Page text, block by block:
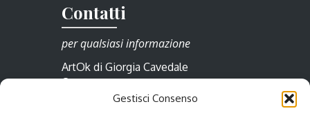
Gestisci Consenso
Contatti
per qualsiasi informazione
ArtOk di Giorgia Cavedale
Borgo Cividale 23/a
33057 Palmanova